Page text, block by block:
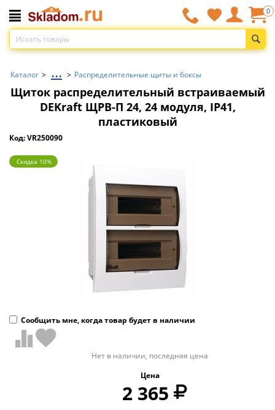
0
Каталог > ... > Распределительные щиты и боксы
Щиток распределительный встраиваемый
DEKraft ЩРВ-П 24, 24 модуля, IP41,
пластиковый
Код: VR250090
Скидка 10%
Сообщить мне, когда товар будет в наличии
Нет в наличии, последняя цена
Цена
2 365